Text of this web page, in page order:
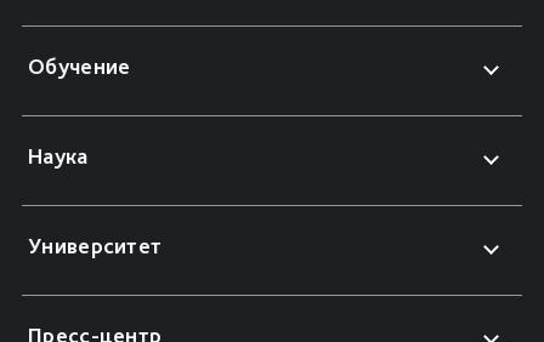
Обучение
Наука
Университет
Пресс-центр